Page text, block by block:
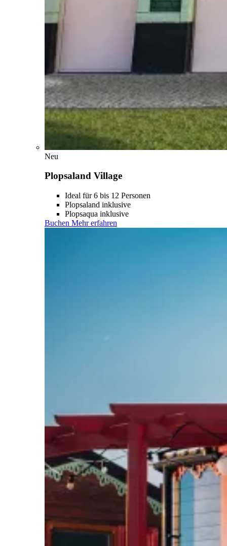
Neu
Plopsaland Village
Ideal für 6 bis 12 Personen
Plopsaland inklusive
Plopsaqua inklusive
Buchen Mehr erfahren